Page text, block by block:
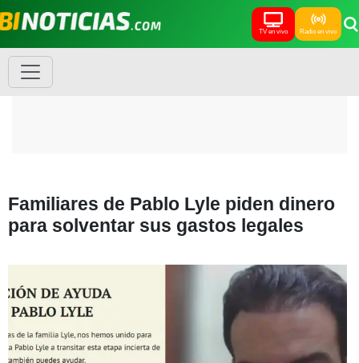
TV en vivo Radio en vivo
Familiares de Pablo Lyle piden dinero
para solventar sus gastos legales